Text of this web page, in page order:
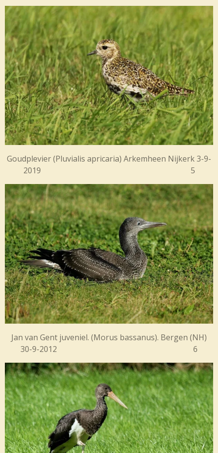
Goudplevier (Pluvialis apricaria) Arkemheen Nijkerk 3-9-
2019 5
Jan van Gent juveniel. (Morus bassanus). Bergen (NH)
30-9-2012 6